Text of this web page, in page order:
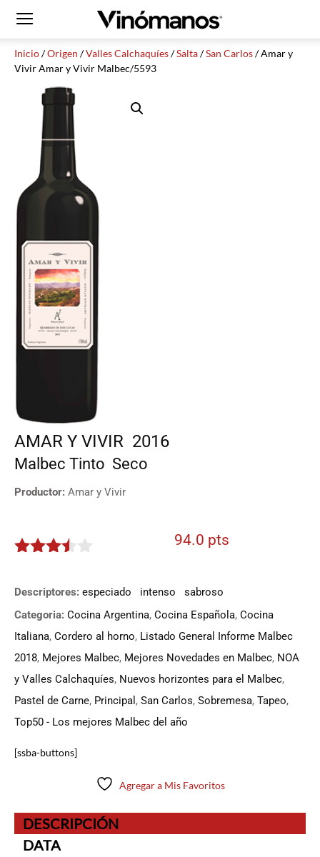
Inicio/Origen /Valles Calchaquíes/Salta/San Carlos/ Amar y
Vivir Amar y Vivir Malbec/5593
AMAR Y VIVIR 2016
Malbec Tinto Seco
Productor: Amar y Vivir
94.0 pts
Descriptores: especiado intenso
sabroso
Categoria: Cocina Argentina, Cocina Española, Cocina
Italiana, Cordero al horno, Listado General Informe Malbec
2018, Mejores Malbec, Mejores Novedades en Malbec, NOA
y Valles Calchaquíes, Nuevos horizontes para el Malbec,
Pastel de Carne, Principal , San Carlos, Sobremesa, Tapeo,
Top50 - Los mejores Malbec del año
[ssba-buttons]
Agregar a Mis Favoritos
DESCRIPCIÓN
DATA